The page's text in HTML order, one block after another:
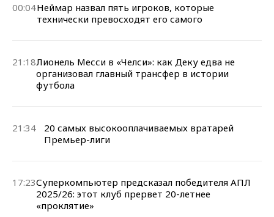
00:04Неймар назвал пять игроков, которые
технически превосходят его самого
21:18Лионель Месси в «Челси»: как Деку едва не
организовал главный трансфер в истории
футбола
21:34
20 самых высокооплачиваемых вратарей
Премьер-лиги
17:23Суперкомпьютер предсказал победителя АПЛ
2025/26: этот клуб прервет 20-летнее
«проклятие»